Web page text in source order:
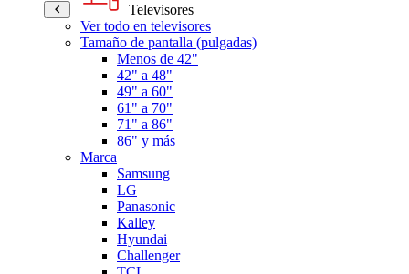
Televisores
Ver todo en televisores
Tamaño de pantalla (pulgadas)
Menos de 42"
42" a 48"
49" a 60"
61" a 70"
71" a 86"
86" y más
Marca
Samsung
LG
Panasonic
Kalley
Hyundai
Challenger